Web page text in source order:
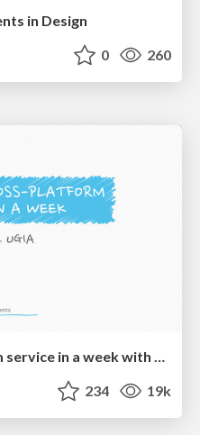
in Design
0 260
234 19k